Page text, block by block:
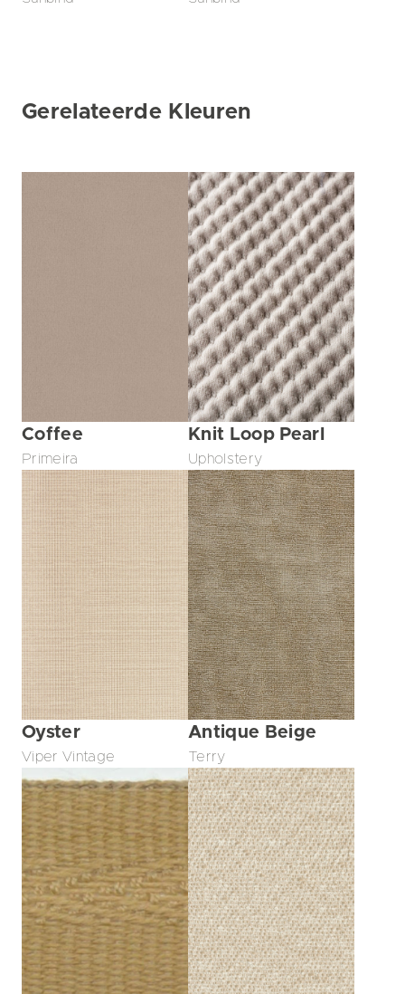
Gerelateerde Kleuren
Coffee
Primeira
Knit Loop Pearl
Upholstery
Oyster
Viper Vintage
Antique Beige
Terry